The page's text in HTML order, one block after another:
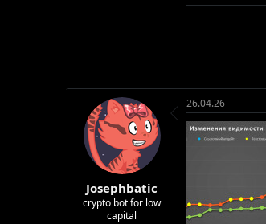
Josephbatic
crypto bot for low
capital
26.04.26